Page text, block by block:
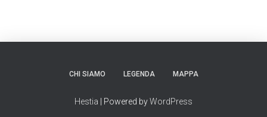
CHI SIAMO LEGENDA MAPPA
Hestia | Powered byWordPress